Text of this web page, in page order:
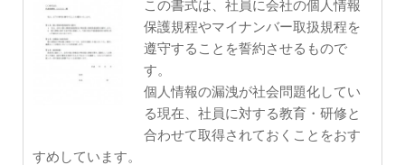
この書式は、社員に会社の個人情報
保護規程やマイナンバー取扱規程を
遵守することを誓約させるもので
す。
個人情報の漏洩が社会問題化してい
る現在、社員に対する教育・研修と
合わせて取得されておくことをおす
すめしています。